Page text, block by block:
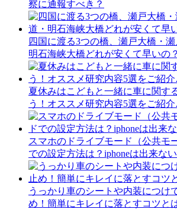
察に通報すべき？
四国に渡る3つの橋、瀬戸大橋・
明石海峡大橋どれが安くて早いの？
夏休みはこどもと一緒に車に関す
う！オススメ研究内容5選をご紹介
スマホのドライブモード（公共モ
での設定方法は？iphoneは出来な
うっかり車のシートや内装につけ
め！簡単にキレイに落とすコツと